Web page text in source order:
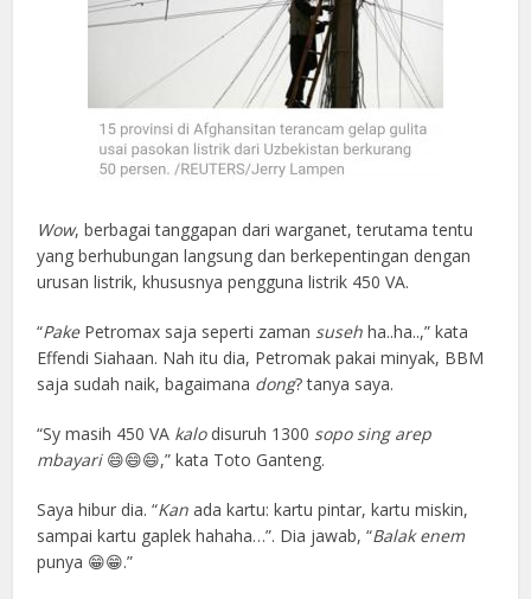
Wow, berbagai tanggapan dari warganet, terutama tentu
yang berhubungan langsung dan berkepentingan dengan
urusan listrik, khususnya pengguna listrik 450 VA.
“PakePetromax saja seperti zaman suseh ha..ha..,” kata
Effendi Siahaan. Nah itu dia, Petromak pakai minyak, BBM
saja sudah naik, bagaimana dong? tanya saya.
“Sy masih 450 VA kalodisuruh 1300 sopo sing arep
mbayari😄😄😄,” kata Toto Ganteng.
Saya hibur dia. “Kan ada kartu: kartu pintar, kartu miskin,
sampai kartu gaplek hahaha…”. Dia jawab, “Balak enem
punya 😁😁.”